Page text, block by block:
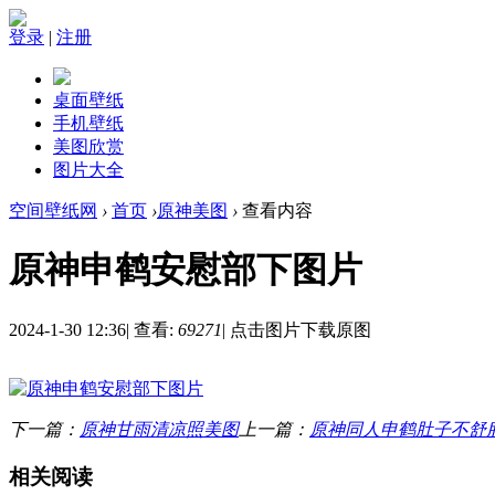
登录 | 注册
桌面壁纸
手机壁纸
美图欣赏
图片大全
空间壁纸网 › 首页 ›原神美图 › 查看内容
原神申鹤安慰部下图片
2024-1-30 12:36| 查看: 69271| 点击图片下载原图
下一篇： 原神甘雨清凉照美图上一篇： 原神同人申鹤肚子不舒
相关阅读